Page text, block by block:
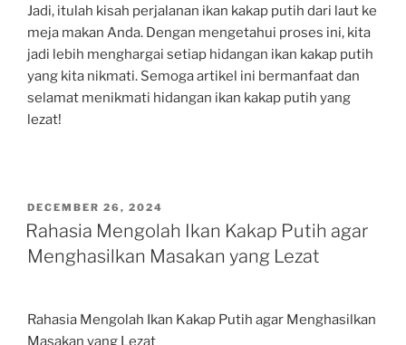
Jadi, itulah kisah perjalanan ikan kakap putih dari laut ke
meja makan Anda. Dengan mengetahui proses ini, kita
jadi lebih menghargai setiap hidangan ikan kakap putih
yang kita nikmati. Semoga artikel ini bermanfaat dan
selamat menikmati hidangan ikan kakap putih yang
lezat!
POSTED
ON
DECEMBER 26, 2024
Rahasia Mengolah Ikan Kakap Putih agar
Menghasilkan Masakan yang Lezat
Rahasia Mengolah Ikan Kakap Putih agar Menghasilkan
Masakan yang Lezat